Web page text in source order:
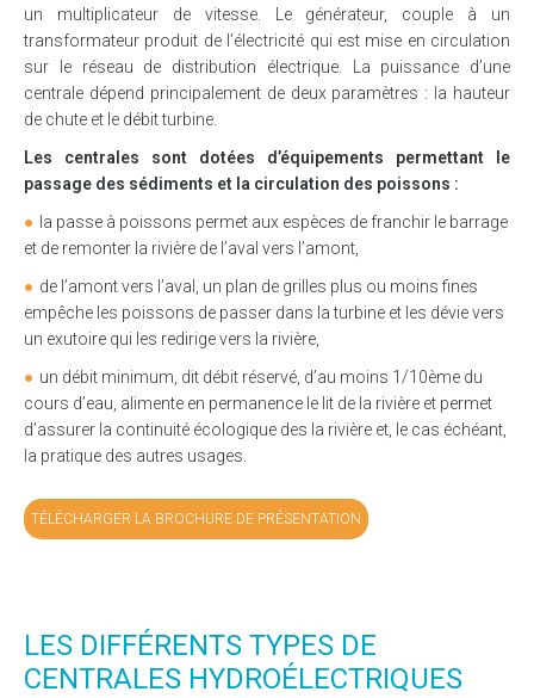
un multiplicateur de vitesse. Le générateur, couple à un
transformateur produit de l’électricité qui est mise en circulation
sur le réseau de distribution électrique. La puissance d’une
centrale dépend principalement de deux paramètres : la hauteur
de chute et le débit turbine.
Les centrales sont dotées d’équipements permettant le
passage des sédiments et la circulation des poissons :
la passe à poissons permet aux espèces de franchir le barrage
et de remonter la rivière de l’aval vers l’amont,
de l’amont vers l’aval, un plan de grilles plus ou moins fines
empêche les poissons de passer dans la turbine et les dévie vers
un exutoire qui les redirige vers la rivière,
un débit minimum, dit débit réservé, d’au moins 1/10ème du
cours d’eau, alimente en permanence le lit de la rivière et permet
d’assurer la continuité écologique des la rivière et, le cas échéant,
la pratique des autres usages.
TÉLÉCHARGER LA BROCHURE DE PRÉSENTATION
LES DIFFÉRENTS TYPES DE
CENTRALES HYDROÉLECTRIQUES